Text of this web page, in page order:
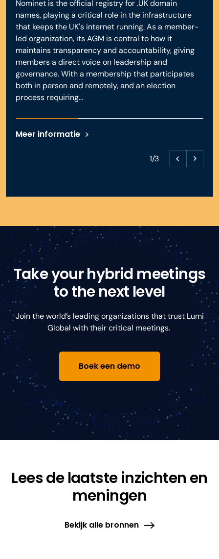
Nominet is the official registry for .UK domain
names, playing a critical role in the infrastructure
that keeps the UK's internet running. As a member-
led organization, its AGM is central to how it
maintains transparency and accountability, giving
members a direct voice on leadership and
governance. With a membership that participates
both in person and remotely, and an election
process requiring...
Meer informatie
1/3
Take your hybrid meetings
to the next level
Join the world’s leading organizations that trust Lumi
Global with their critical meetings.
Boek een demo
Lees de laatste inzichten en
meningen
Bekijk alle bronnen